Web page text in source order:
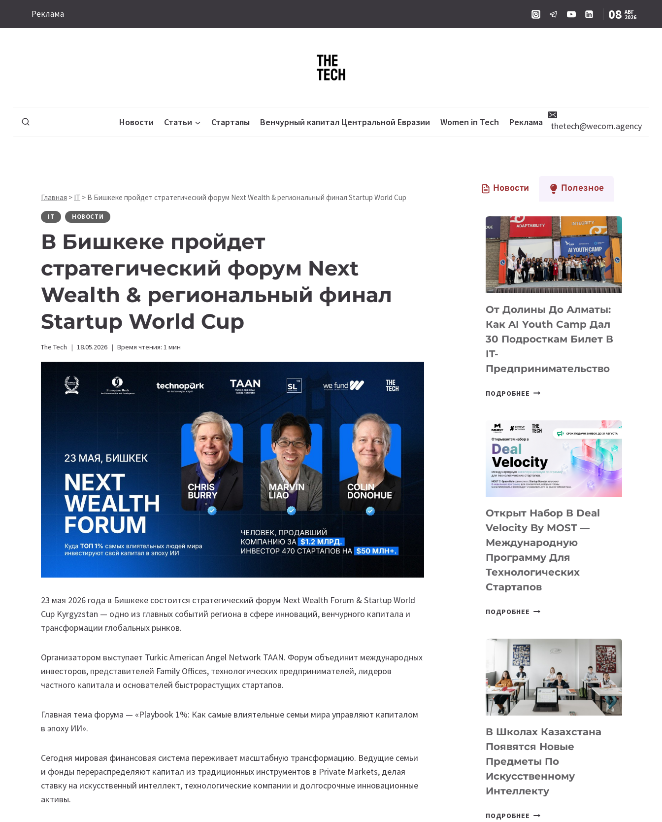
Реклама 08 АВГ
2026
Новости Статьи Стартапы Венчурный капитал Центральной Евразии Women in Tech Реклама thetech@wecom.agency
Главная > IT > В Бишкеке пройдет стратегический форум Next Wealth & региональный финал Startup World Cup
IT НОВОСТИ
В Бишкеке пройдет
стратегический форум Next
Wealth & региональный финал
Startup World Cup
The Tech 18.05.2026 Время чтения: 1 мин
23 мая 2026 года в Бишкеке состоится стратегический форум Next Wealth Forum & Startup World
Cup Kyrgyzstan — одно из главных событий региона в сфере инноваций, венчурного капитала и
трансформации глобальных рынков.
Организатором выступает Turkic American Angel Network TAAN. Форум объединит международных
инвесторов, представителей Family Offices, технологических предпринимателей, лидеров
частного капитала и основателей быстрорастущих стартапов.
Главная тема форума — «Playbook 1%: Как самые влиятельные семьи мира управляют капиталом
в эпоху ИИ».
Сегодня мировая финансовая система переживает масштабную трансформацию. Ведущие семьи
и фонды перераспределяют капитал из традиционных инструментов в Private Markets, делая
ставку на искусственный интеллект, технологические компании и долгосрочные инновационные
активы.
Новости Полезное
От Долины До Алматы:
Как AI Youth Camp Дал
30 Подросткам Билет В
IT-
Предпринимательство
ПОДРОБНЕЕ ОТ
АЛМАТЫ:
YOUTH
CAMP
ДАЛ
ПОДРОСТКАМ
БИЛЕТ
IT-
ПРЕДПРИНИМАТЕЛЬСТВО
Открыт Набор В Deal
Velocity By MOST —
Международную
Программу Для
Технологических
Стартапов
ПОДРОБНЕЕ ОТКРЫТ
DEAL
VELOCITY
MOST
—
МЕЖДУНАРОДНУЮ
ДЛЯ
ТЕХНОЛОГИЧЕСКИХ
СТАРТАПОВ
В Школах Казахстана
Появятся Новые
Предметы По
Искусственному
Интеллекту
ПОДРОБНЕЕ